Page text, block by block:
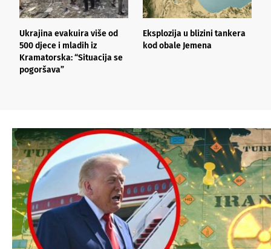
Ukrajina evakuira više od
500 djece i mladih iz
Kramatorska: “Situacija se
pogoršava”
Eksplozija u blizini tankera
kod obale Jemena